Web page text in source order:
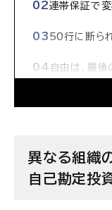
連帯保証で変
50行に断ら
自由は、最
論理だけで
入りたい」と
異なる組織
自己勘定投